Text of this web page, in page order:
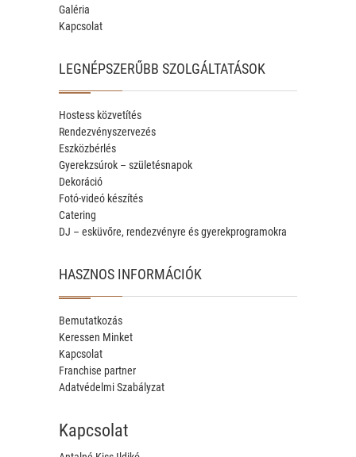
Galéria
Kapcsolat
LEGNÉPSZERŰBB SZOLGÁLTATÁSOK
Hostess közvetítés
Rendezvényszervezés
Eszközbérlés
Gyerekzsúrok – születésnapok
Dekoráció
Fotó-videó készítés
Catering
DJ – esküvőre, rendezvényre és gyerekprogramokra
HASZNOS INFORMÁCIÓK
Bemutatkozás
Keressen Minket
Kapcsolat
Franchise partner
Adatvédelmi Szabályzat
Kapcsolat